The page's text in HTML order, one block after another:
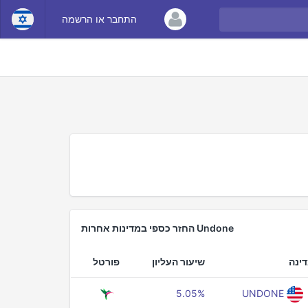
התחבר או הרשמה
Undone החזר כספי במדינות אחרות
שיעור העליון פורטל
UNDONE
5.05%